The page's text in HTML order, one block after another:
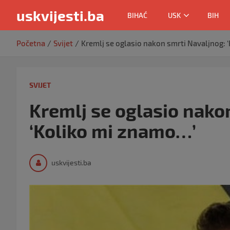
uskvijesti.ba BIHAĆ USK BIH
Početna Svijet Kremlj se oglasio nakon smrti Navaljnog:
SVIJET
Kremlj se oglasio
‘Koliko mi znamo…’
uskvijesti.ba